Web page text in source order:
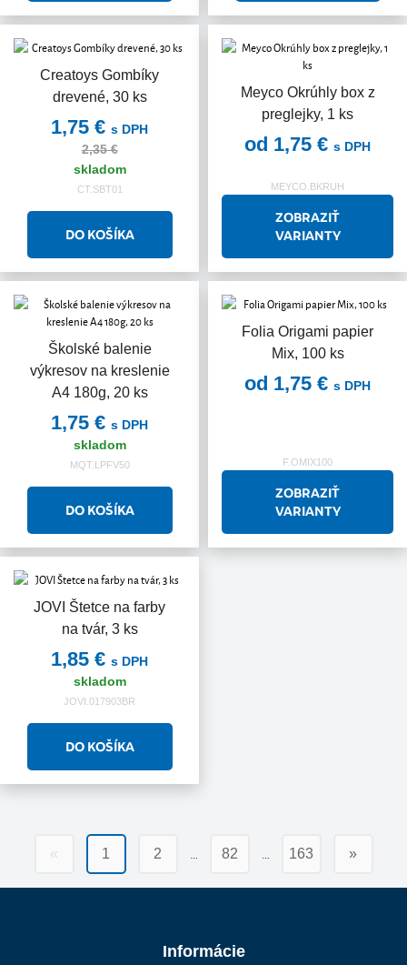
Creatoys Gombíky
drevené, 30 ks
Akcia
1,75 € s DPH
2,35 €
skladom
CT.SBT01
Meyco Okrúhly box z
preglejky, 1 ks
od 1,75 € s DPH
MEYCO.BKRUH
ZOBRAZIŤ
VARIANTY
Školské balenie
výkresov na kreslenie
A4 180g, 20 ks
1,75 € s DPH
skladom
MQT.LPFV50
Folia Origami papier
Mix, 100 ks
od 1,75 € s DPH
F.OMIX100
ZOBRAZIŤ
VARIANTY
JOVI Štetce na farby
na tvár, 3 ks
1,85 € s DPH
skladom
JOVI.017903BR
« 1 2 … 82 … 163 »
Informácie